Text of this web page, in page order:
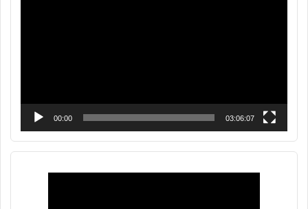
00:00 03:06:07